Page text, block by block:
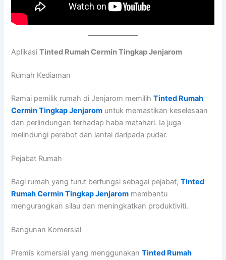
AplikasiTinted Rumah Cermin Tingkap Jenjarom
Rumah Kediaman
Ramai pemilik rumah di Jenjarom memilihTinted Rumah
Cermin Tingkap Jenjarom untuk memastikan keselesaan
dan perlindungan terhadap haba matahari. Ia juga
melindungi perabot dan lantai daripada pudar.
Pejabat Rumah
Bagi rumah yang turut berfungsi sebagai pejabat,Tinted
Rumah Cermin Tingkap Jenjarom membantu
mengurangkan silau dan meningkatkan produktiviti.
Bangunan Komersial
Premis komersial yang menggunakanTinted Rumah